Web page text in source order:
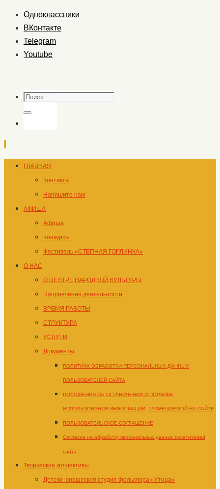
Одноклассники
ВКонтакте
Telegram
Youtube
Поиск
Поиск
Перейти
содержимому
ГЛАВНАЯ
Контакты
Напишите нам
АФИША
Афиша
Конкурсы
Фестиваль «СТЕПНАЯ ГОРЛИНКА»
О НАС
О ЦЕНТРЕ НАРОДНОЙ КУЛЬТУРЫ
Направления деятельности
ВРЕМЯ РАБОТЫ
СТРУКТУРА
УСЛУГИ
Документы
ПОЛИТИКА ОБРАБОТКИ ПЕРСОНАЛЬНЫХ ДАННЫХ
ПОЛЬЗОВАТЕЛЕЙ САЙТА
ПОЛОЖЕНИЯ ОБ ОГРАНИЧЕНИИ И ПОРЯДКЕ
ИСПОЛЬЗОВАНИЯ ИНФОРМАЦИИ, РАЗМЕЩАЕМОЙ НА САЙТЕ
ПОЛЬЗОВАТЕЛЬСКОЕ СОГЛАШЕНИЕ
Согласие на обработку персональных данных посетителей
сайта
Творческие коллективы
Детско-юношеская студия фольклора «Утица»